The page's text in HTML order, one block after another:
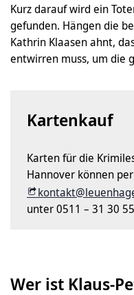
Kurz darauf wird ein
gefunden. Hängen die
Kathrin Klaasen ahnt,
entwirren muss, um die
Kartenkauf
Karten für die
Hannover können
unter 0511 – 31 30
Wer ist Klaus-